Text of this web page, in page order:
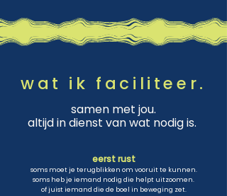
wat ik faciliteer.
samen met jou.
altijd in dienst van wat nodig is.
eerst rust
soms moet je terugblikken om vooruit te kunnen.
soms heb je iemand nodig die helpt uitzoomen.
of juist iemand die de boel in beweging zet.